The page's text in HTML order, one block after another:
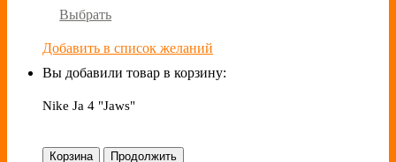
Выбрать
Добавить в список желаний
Вы добавили товар в корзину:
Nike Ja 4 "Jaws"
Корзина Продолжить